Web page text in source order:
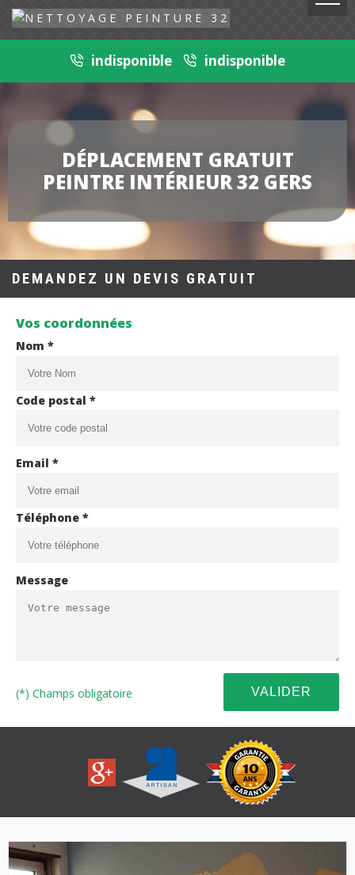
indisponible indisponible
DÉPLACEMENT GRATUIT
PEINTRE INTÉRIEUR 32 GERS
DEMANDEZ UN DEVIS GRATUIT
Vos coordonnées
Nom *
Code postal *
Email *
Téléphone *
Message
(*) Champs obligatoire